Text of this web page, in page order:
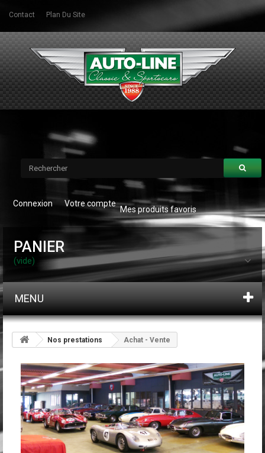
Contact Plan Du Site
Connexion Votre compte
Mes produits favoris
PANIER
(vide)
MENU
Nos prestations Achat - Vente